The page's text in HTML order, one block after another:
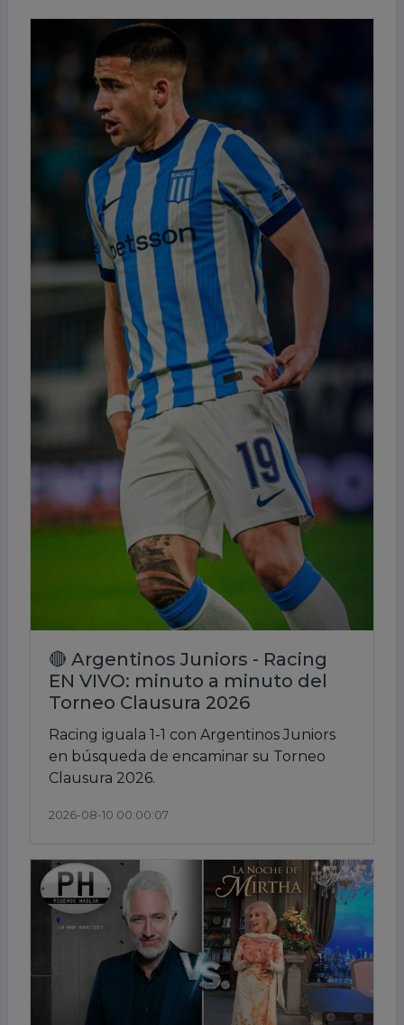
🔴 Argentinos Juniors - Racing
EN VIVO: minuto a minuto del
Torneo Clausura 2026
Racing iguala 1-1 con Argentinos Juniors
en búsqueda de encaminar su Torneo
Clausura 2026.
2026-08-10 00:00:07